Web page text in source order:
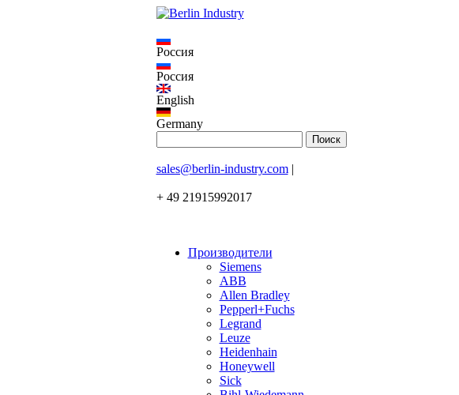
Россия
Россия
English
Germany
sales@berlin-industry.com|
+ 49 21915992017
Производители
Siemens
ABB
Allen Bradley
Pepperl+Fuchs
Legrand
Leuze
Heidenhain
Honeywell
Sick